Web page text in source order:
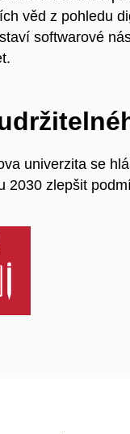
věd z pohledu
softwarové
univerzita se
2030 zlepšit